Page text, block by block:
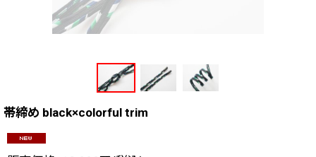
帯締め black×colorful trim